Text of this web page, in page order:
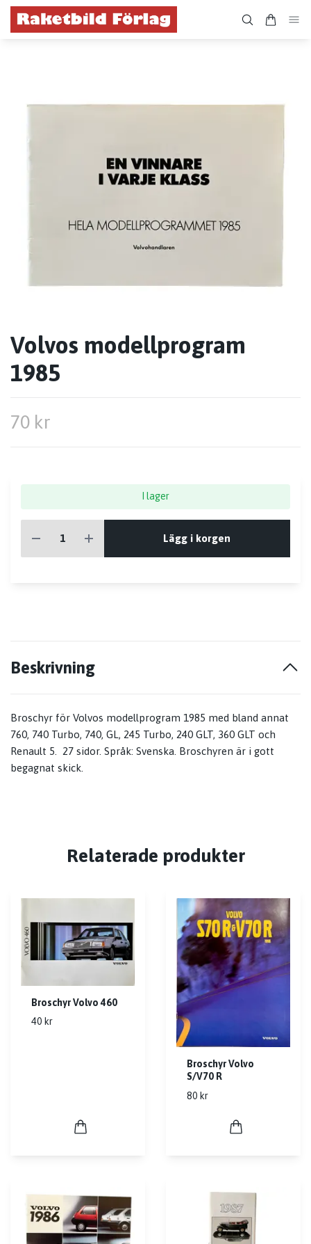
Volvos modellprogram
1985
70 kr
I lager
Lägg i korgen
Beskrivning
Broschyr för Volvos modellprogram 1985 med bland annat
760, 740 Turbo, 740, GL, 245 Turbo, 240 GLT, 360 GLT och
Renault 5. 27 sidor. Språk: Svenska. Broschyren är i gott
begagnat skick.
Relaterade produkter
Broschyr Volvo 460
40 kr
Broschyr Volvo
S/V70 R
80 kr